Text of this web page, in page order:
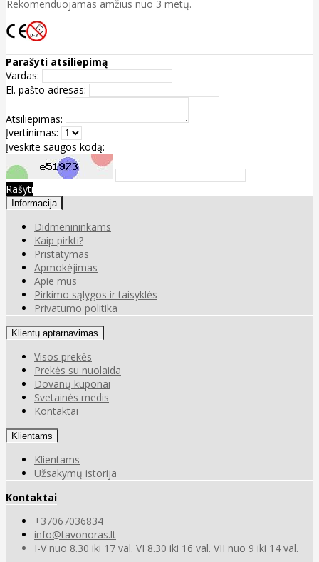
Rekomenduojamas amžius nuo 3 metų.
Parašyti atsiliepimą
Vardas:
El. pašto adresas:
Atsiliepimas:
Įvertinimas:
Įveskite saugos kodą:
Rašyti
Informacija
Didmenininkams
Kaip pirkti?
Pristatymas
Apmokėjimas
Apie mus
Pirkimo sąlygos ir taisyklės
Privatumo politika
Klientų aptarnavimas
Visos prekės
Prekės su nuolaida
Dovanų kuponai
Svetainės medis
Kontaktai
Klientams
Klientams
Užsakymų istorija
Kontaktai
+37067036834
info@tavonoras.lt
I-V nuo 8.30 iki 17 val. VI 8.30 iki 16 val. VII nuo 9 iki 14 val.